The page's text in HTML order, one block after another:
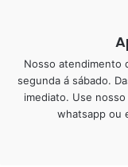
é
bom custo e
piso vinílico é
pouco tempo atrás
comerciais, mas de
Nosso atendimento
segunda á sábado.
imediato. Use
whatsapp ou